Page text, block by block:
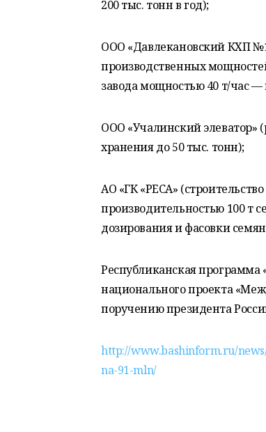
200 тыс. тонн в год);
ООО «Давлекановский КХП
производственных
завода мощностью 40 т/час
ООО «Учалинский элеватор»
хранения до 50 тыс. тонн);
АО «ГК «РЕСА»
производительностью 100 т
дозирования и фасовки
Республиканская программа
национального проекта
поручению президента
http://www.bashinform.ru/
na-91-mln/